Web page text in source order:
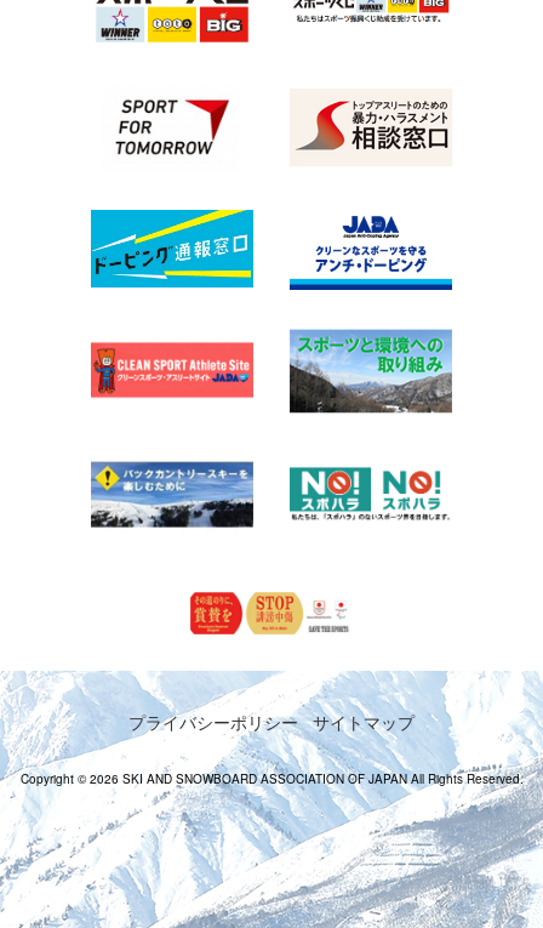
プライバシーポリシー サイトマップ
Copyright © 2026 SKI AND SNOWBOARD ASSOCIATION OF JAPAN All Rights Reserved.